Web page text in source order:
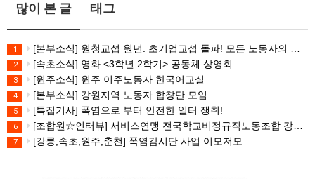
많이 본 글 태그
1 [본부소식] 원청교섭 원년. 초기업교섭 돌파! 모든 노동자의 노동기본권 쟁취! 민주노총 7.15 총파업대회
2 [속초소식] 영화 <3학년 2학기> 공동체 상영회
3 [원주소식] 원주 이주노동자 한국어교실
4 [본부소식] 강원지역 노동자 합창단 모임
5 [특집기사] 폭염으로 부터 안전한 일터 쟁취!
6 [조합원☆인터뷰] 서비스연맹 전국학교비정규직노동조합 강원지부 김유미 춘천지회장
7 [강릉,속초,원주,춘천] 폭염감시단 사업 이모저모